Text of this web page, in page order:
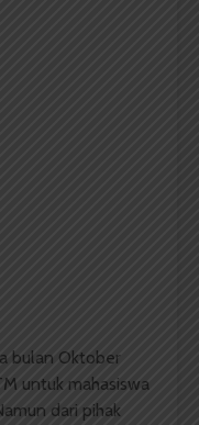
bulan Oktober
untuk mahasiswa
dari pihak